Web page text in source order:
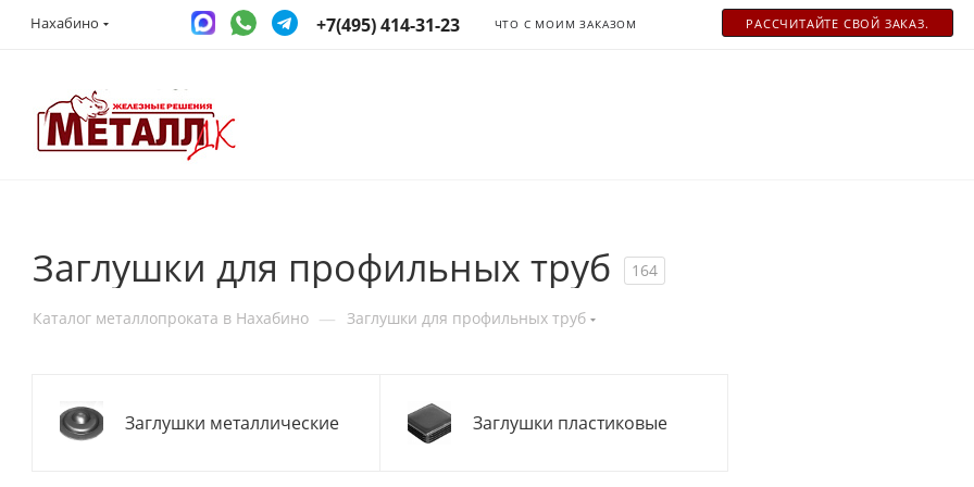
Нахабино +7(495) 414-31-23 ЧТО С МОИМ ЗАКАЗОМ РАСCЧИТАЙТЕ СВОЙ ЗАКАЗ.
Заглушки для профильных труб 164
Каталог металлопроката в Нахабино — Заглушки для профильных труб
Заглушки металлические Заглушки пластиковые